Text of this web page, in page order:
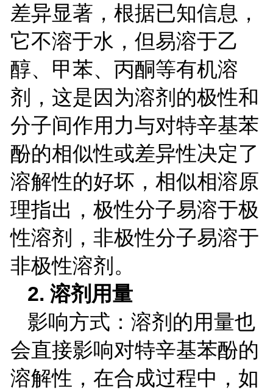
差异显著，根据已知信息，
它不溶于水，但易溶于乙
醇、甲苯、丙酮等有机溶
剂，这是因为溶剂的极性和
分子间作用力与对特辛基苯
酚的相似性或差异性决定了
溶解性的好坏，相似相溶原
理指出，极性分子易溶于极
性溶剂，非极性分子易溶于
非极性溶剂。
2.溶剂用量
影响方式：溶剂的用量也
会直接影响对特辛基苯酚的
溶解性，在合成过程中，如